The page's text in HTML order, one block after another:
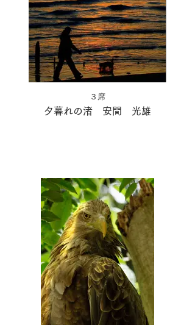
３席
夕暮れの渚 安間 光雄